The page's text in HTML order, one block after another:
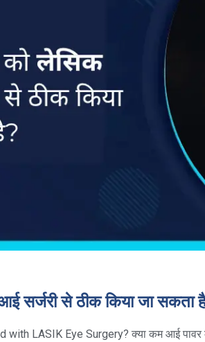
सर्जरी से ठीक किया जा सकता
with LASIK Eye Surgery? क्या कम आई